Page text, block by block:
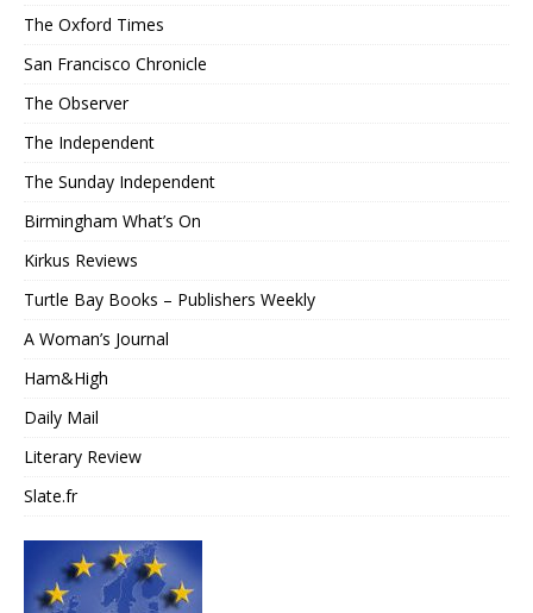
The Oxford Times
San Francisco Chronicle
The Observer
The Independent
The Sunday Independent
Birmingham What’s On
Kirkus Reviews
Turtle Bay Books – Publishers Weekly
A Woman’s Journal
Ham&High
Daily Mail
Literary Review
Slate.fr